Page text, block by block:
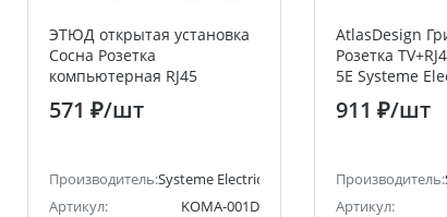
ЭТЮД открытая установка
Сосна Розетка
компьютерная RJ45
категория 5E Systeme
Electric (Schneider Electric)
571 ₽/шт
Производитель:Systeme Electric (ранее Schneider Electric)
Артикул:
KOMA-001D
AtlasDesign
Розетка
5E Systeme
(Schneider
911 ₽/шт
Производитель:
Артикул: